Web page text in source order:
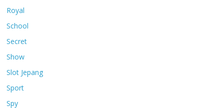
Royal
School
Secret
Show
Slot Jepang
Sport
Spy